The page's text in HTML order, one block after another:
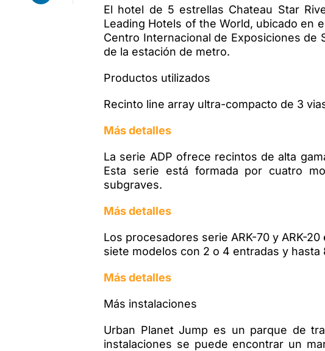
El hotel de 5 estrellas Chateau Star
Leading Hotels of the World, ubicado en
Centro Internacional de Exposiciones de
de la estación de metro.
Productos utilizados
Recinto line array ultra-compacto de 3
Más detalles
La serie ADP ofrece recintos de alta
Esta serie está formada por cuatro
subgraves.
Más detalles
Los procesadores serie ARK-70 y ARK-
siete modelos con 2 o 4 entradas y
Más detalles
Más instalaciones
Urban Planet Jump es un parque de
instalaciones se puede encontrar un